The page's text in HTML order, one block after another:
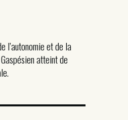
l’autonomie et de la
atteint de